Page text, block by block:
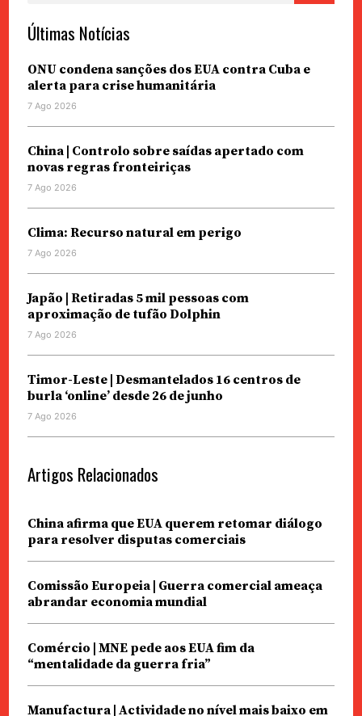
Últimas Notícias
ONU condena sanções dos EUA contra Cuba e
alerta para crise humanitária
7 Ago 2026
China | Controlo sobre saídas apertado com
novas regras fronteiriças
7 Ago 2026
Clima: Recurso natural em perigo
7 Ago 2026
Japão | Retiradas 5 mil pessoas com
aproximação de tufão Dolphin
7 Ago 2026
Timor-Leste | Desmantelados 16 centros de
burla ‘online’ desde 26 de junho
7 Ago 2026
Artigos Relacionados
China afirma que EUA querem retomar diálogo
para resolver disputas comerciais
Comissão Europeia | Guerra comercial ameaça
abrandar economia mundial
Comércio | MNE pede aos EUA fim da
“mentalidade da guerra fria”
Manufactura | Actividade no nível mais baixo em